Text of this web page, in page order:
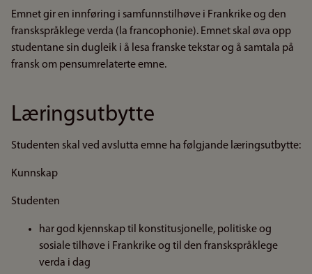
Emnet gir en innføring i samfunnstilhøve i Frankrike og den
franskspråklege verda (la francophonie). Emnet skal øva opp
studentane sin dugleik i å lesa franske tekstar og å samtala på
fransk om pensumrelaterte emne.
Læringsutbytte
Studenten skal ved avslutta emne ha følgjande læringsutbytte:
Kunnskap
Studenten
har god kjennskap til konstitusjonelle, politiske og
sosiale tilhøve i Frankrike og til den franskspråklege
verda i dag